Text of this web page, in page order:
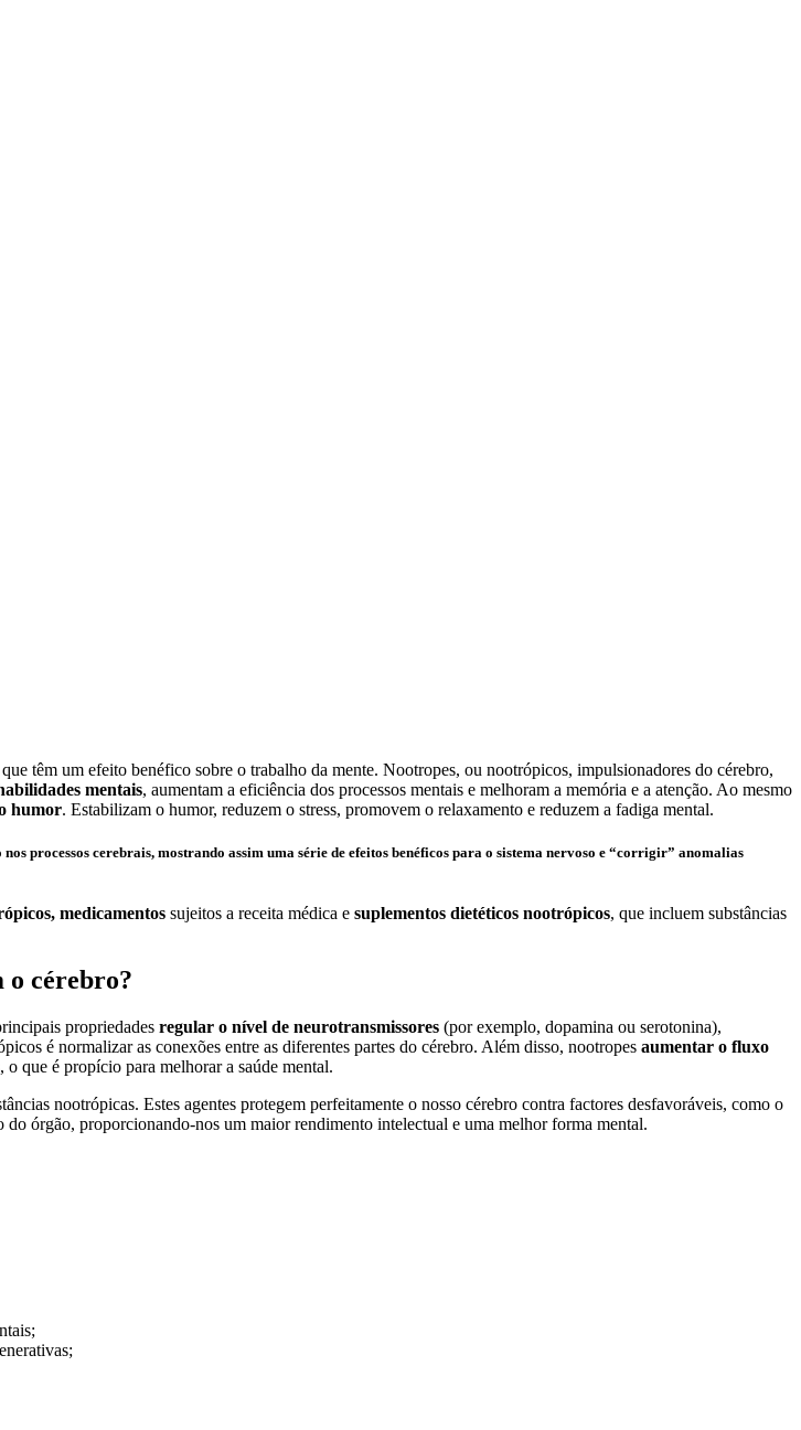
têm um efeito benéfico sobre o trabalho da mente. Nootropes, ou nootrópicos, impulsionadores do cérebro,
mentais, aumentam a eficiência dos processos mentais e melhoram a memória e a atenção. Ao mesmo
humor. Estabilizam o humor, reduzem o stress, promovem o relaxamento e reduzem a fadiga mental.
processos cerebrais, mostrando assim uma série de efeitos benéficos para o sistema nervoso e “corrigir” anomalias
medicamentos sujeitos a receita médica e suplementos dietéticos nootrópicos, que incluem substâncias
o cérebro?
propriedades regular o nível de neurotransmissores (por exemplo, dopamina ou serotonina),
é normalizar as conexões entre as diferentes partes do cérebro. Além disso, nootropes aumentar o fluxo
que é propício para melhorar a saúde mental.
nootrópicas. Estes agentes protegem perfeitamente o nosso cérebro contra factores desfavoráveis, como o
órgão, proporcionando-nos um maior rendimento intelectual e uma melhor forma mental.